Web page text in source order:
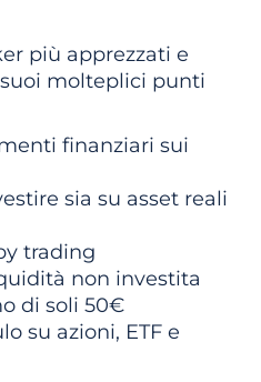
più apprezzati e
molteplici punti
finanziari sui
sia su asset reali
trading
non investita
di soli 50€
su azioni, ETF e